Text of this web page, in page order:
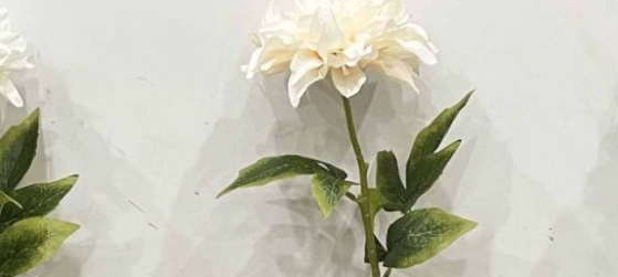
أقحوان
الجهنمية
الخشخاش
الزنابق
الزهور البرية الاصطناعية
الفاوانيا
القرنفل
الكوبية